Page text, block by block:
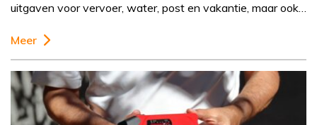
uitgaven voor vervoer, water, post en vakantie, maar ook…
Meer